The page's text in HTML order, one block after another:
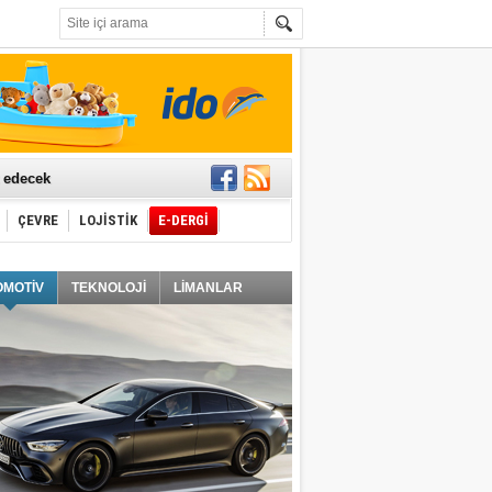
ÇEVRE LOJİSTİK E-DERGİ
TEKNOLOJİ LİMANLAR